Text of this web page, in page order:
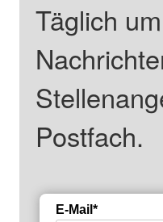
Täglich
Postfach.
E-Mail*